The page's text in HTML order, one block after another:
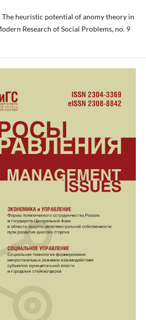
The heuristic potential of anomy theory in
Research of Social Problems, no. 9